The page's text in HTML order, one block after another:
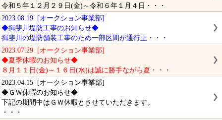
令和５年１２月２９日(金)～令和６年１月４日・・・
2023.08.19 [オークション事業部]
◆揖斐川堤防工事のお知らせ◆
揖斐川の堤防舗装工事のため一部区間が通行止・・・
2023.07.29 [オークション事業部]
◆夏季休暇のお知らせ◆
８月１１日(金)～１６日(水)は誠に勝手ながら夏・・・
2023.04.15 [オークション事業部]
◆ＧＷ休暇のお知らせ◆
下記の期間中はＧＷ休暇とさせていただきます。
・・・